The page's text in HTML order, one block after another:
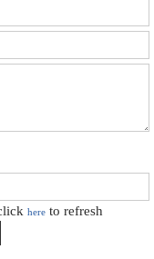
here to refresh